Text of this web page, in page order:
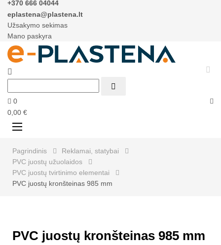
+370 666 04044
eplastena@plastena.lt
Užsakymo sekimas
Mano paskyra



0
0,00 €
Perjungti
☰
Pagrindinis
Reklamai, statybai
PVC juostų užuolaidos
PVC juostų tvirtinimo elementai
PVC juostų kronšteinas 985 mm
PVC juostų kronšteinas 985 mm